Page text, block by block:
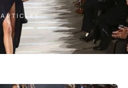
ARTICLES